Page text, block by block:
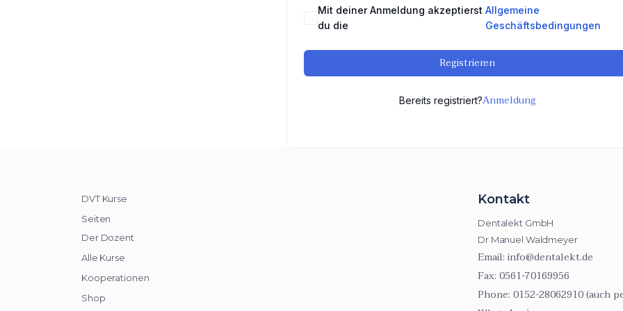
Mit deiner Anmeldung akzeptierst
du die
Allgemeine
Geschäftsbedingungen
Registrieren
Bereits registriert?Anmeldung
DVT Kurse
Seiten
Der Dozent
Alle Kurse
Kooperationen
Shop
Kontakt
Dentalekt GmbH
Dr Manuel Waldmeyer
Email: info@dentalekt.de
Fax: 0561-70169956
Phone: 0152-28062910 (auch